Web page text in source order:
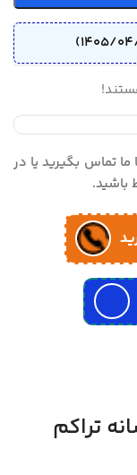
ما تماس بگیرید یا در
باشید.
طرح آروانا 700 شانه تراکم